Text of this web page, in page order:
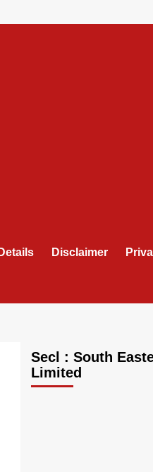
Disclaimer
Secl : South
Limited